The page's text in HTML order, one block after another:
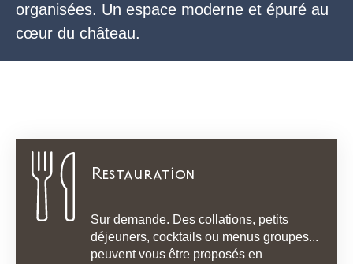
organisées. Un espace moderne et épuré au
cœur du château.
Restauration
Sur demande. Des collations, petits
déjeuners, cocktails ou menus groupes...
peuvent vous être proposés en